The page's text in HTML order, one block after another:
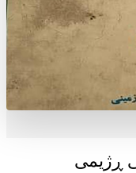
ڕژیمی